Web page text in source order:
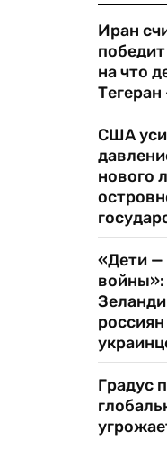
Иран
на что
Тегеран
США
нового
«Дети —
войны»:
Градус